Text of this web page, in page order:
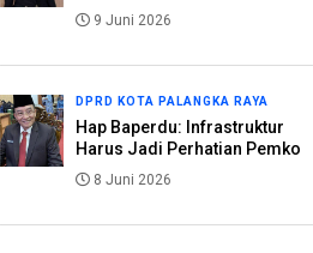
9 Juni 2026
DPRD KOTA PALANGKA RAYA
Hap Baperdu: Infrastruktur
Harus Jadi Perhatian Pemko
8 Juni 2026